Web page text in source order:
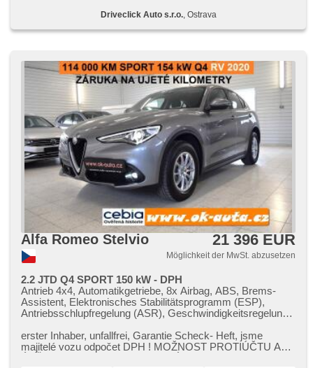
Geschwindigkeitsregelung, Bi Xenon-Scheinwerfer, USB,
Bluetooth, El. Klappspiegel, El. Deckel des Kofferraums,
zrcátka, täglich Leuchten, parkovací senzory přední,
parkovací senzory zadní, elektronická ruční brzda, řazení
pádly pod volantem, volba jízdního režimu, zadní loketní
opěrka, AUX, 6x Airbag, 2-Zonen Klimaanlage,
Automatikgetriebe, 7 Geschwindigkeitsgänge, Antrieb 4x4
Driveclick Auto s.r.o., Ostrava
Alfa Romeo Stelvio 21 396 EUR
Möglichkeit der MwSt. abzusetzen
2.2 JTD Q4 SPORT 150 kW - DPH
Antrieb 4x4, Automatikgetriebe, 8x Airbag, ABS, Brems-
Assistent, Elektronisches Stabilitätsprogramm (ESP),
Antriebsschlupfregelung (ASR), Geschwindigkeitsregelung
rychlostního limitu (SLIF), Uhr Spur, asistent změny jízdního
pruhu, asistent jízdy v jízdním pruhu, Überwachung der
erster Inhaber,​ unfallfrei,​ Garantie Scheck​- Heft,​ jsme
majitelé vozu odpočet DPH ! MOŽNOST PROTIÚČTU A